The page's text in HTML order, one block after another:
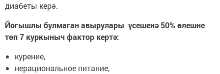
диабеты керә.
Йогышлы булмаган авырулары үсешенә 50% өлешне
төп 7 куркыныч фактор кертә:
курение,
нерациональное питание,